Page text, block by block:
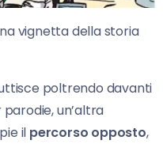
storia
poltrendo davanti
un’altra
il percorso opposto,